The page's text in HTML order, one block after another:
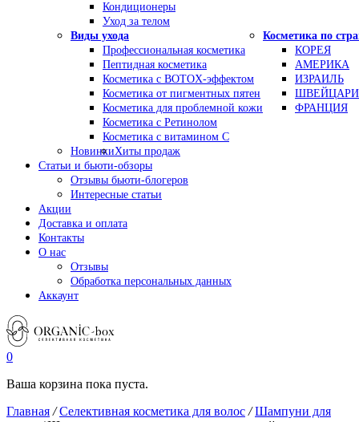
Кондиционеры
Уход за телом
Виды ухода
Профессиональная косметика
Пептидная косметика
Косметика с BOTOX-эффектом
Косметика от пигментных пятен
Косметика для проблемной кожи
Косметика с Ретинолом
Косметика с витамином С
Косметика по
КОРЕЯ
АМЕРИКА
ИЗРАИЛЬ
ФРАНЦИЯ
НовинкиХиты продаж
Статьи и бьюти-обзоры
Отзывы бьюти-блогеров
Интересные статьи
Акции
Доставка и оплата
Контакты
О нас
Отзывы
Обработка персональных данных
Аккаунт
0
Ваша корзина пока пуста.
Главная /Селективная косметика для волос /Шампуни для